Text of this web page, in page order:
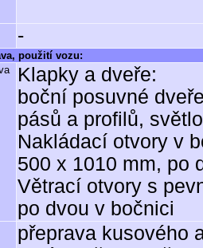
-
použití vozu:
Klapky a dveře:
boční posuvné
pásů a profilů,
Nakládací otvory v
500 x 1010 mm, po
Větrací otvory s
po dvou v bočnici
přeprava kusového